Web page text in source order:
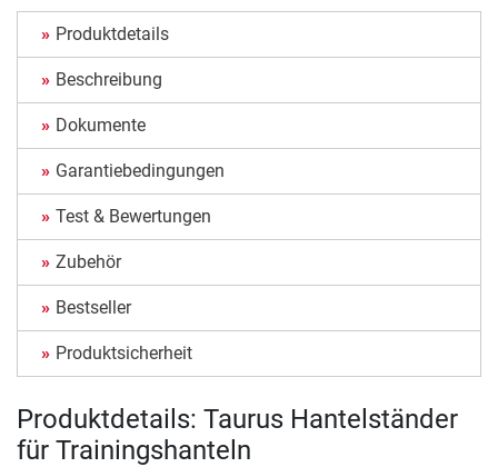
Produktdetails
Beschreibung
Dokumente
Garantiebedingungen
Test & Bewertungen
Zubehör
Bestseller
Produktsicherheit
Produktdetails: Taurus Hantelständer
für Trainingshanteln